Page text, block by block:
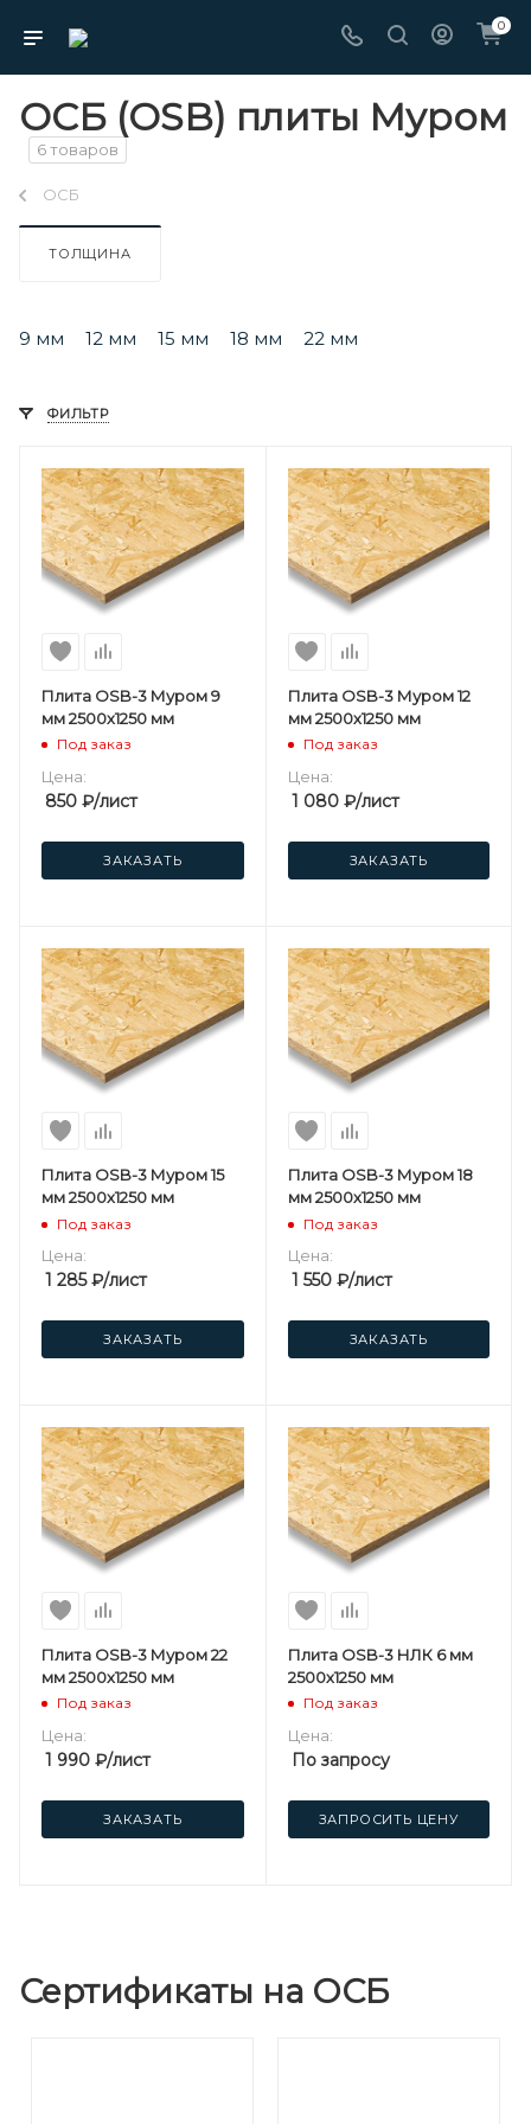
0
ОСБ (OSB) плиты Муром
6 товаров
ОСБ
ТОЛЩИНА
9 мм 12 мм 15 мм 18 мм 22 мм
ФИЛЬТР
Плита OSB-3 Муром 9
мм 2500х1250 мм
Под заказ
Цена:
850 ₽/лист
ЗАКАЗАТЬ
Плита OSB-3 Муром 12
мм 2500х1250 мм
Под заказ
Цена:
1 080₽/лист
ЗАКАЗАТЬ
Плита OSB-3 Муром 15
мм 2500х1250 мм
Под заказ
Цена:
1 285₽/лист
ЗАКАЗАТЬ
Плита OSB-3 Муром 18
мм 2500х1250 мм
Под заказ
Цена:
1 550₽/лист
ЗАКАЗАТЬ
Плита OSB-3 Муром 22
мм 2500х1250 мм
Под заказ
Цена:
1 990 ₽/лист
ЗАКАЗАТЬ
Плита OSB-3 НЛК 6 мм
2500х1250 мм
Под заказ
Цена:
По запросу
ЗАПРОСИТЬ ЦЕНУ
Сертификаты на ОСБ